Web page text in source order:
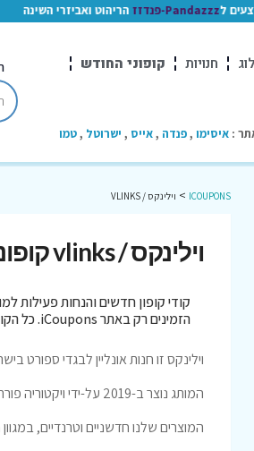
לPandazzz-פנדזז הריהוט ואביזרי השינה
חנויות קופוני החודש
: איסימו ,פנדה ,אייס , ישרוטל ,טמו
ICOUPONS
> וילינקס / VLINKS
וילינקס / vlinks קופונים
קודי קופון חדשים והנחות פעילות
הזמינים רק באתר iCoupons. כל הקופונים נבדקו לאחרונה בתאריך 05/08/2026!
וילינקסזו חנות אונליין לבגדי ספורט
המותג נוצר ב-2019 על-ידי ויקטוריה פורת מתעמלת אומנותית לשעבר ומדריכת אירובי.
המוצרים שלנו חדשניים וטרנדיים,